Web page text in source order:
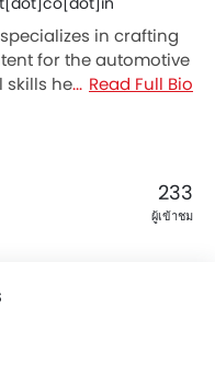
in crafting
for the automotive
skills help in curating
She holds a master
in finance and
she enjoys travel,
gardening.
Read Full Bio
233
ผู้เข้าชม